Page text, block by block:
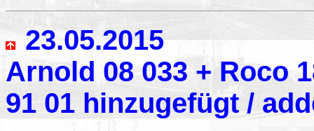
23.05.2015
Arnold 08 033 + Roco
91 01 hinzugefügt /